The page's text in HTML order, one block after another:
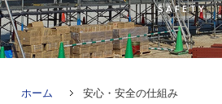
SAFETY
ホーム 安心・安全の仕組み